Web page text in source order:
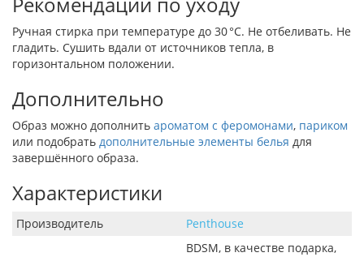
Ручная стирка при температуре до 30 °C. Не отбеливать. Не
гладить. Сушить вдали от источников тепла, в
горизонтальном положении.
Дополнительно
Образ можно дополнить ароматом с феромонами, париком
или подобрать дополнительные элементы белья для
завершённого образа.
Характеристики
Производитель Penthouse
BDSM, в качестве подарка,